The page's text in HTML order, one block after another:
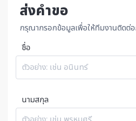
ส่งคำขอ
กรุณากรอกข้อมูลเพื่อให้ทีมงานติดต่อ
ชื่อ
นามสกุล